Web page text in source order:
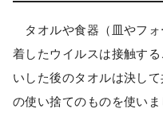
タオルや食器（皿やフォ
着したウイルスは接触す
いした後のタオルは決し
の使い捨てのものを使いま